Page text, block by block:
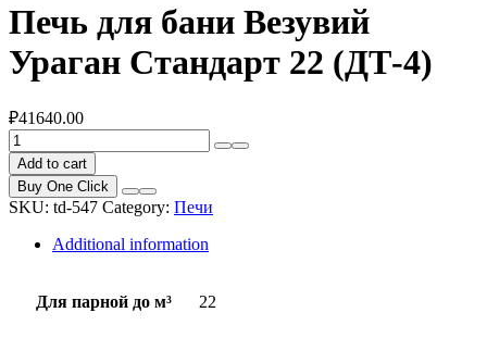
Печь для бани Везувий
Ураган Стандарт 22 (ДТ-4)
₽41640.00
Печь
для
бани
Везувий
Ураган
Стандарт
quantity
Add to cart
Buy One Click
SKU: td-547 Category: Печи
Additional information
Для парной до м³ 22